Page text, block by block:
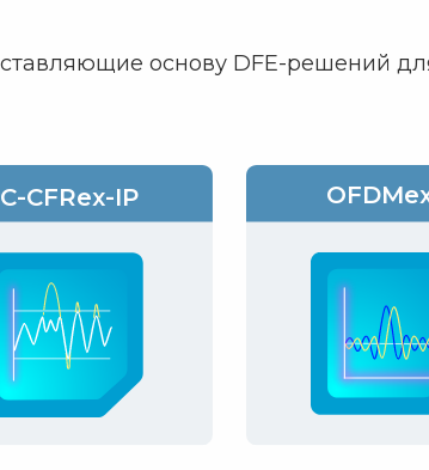
основу DFE-решений
CFRex-IP